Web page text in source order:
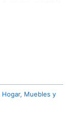
Hogar, Muebles y